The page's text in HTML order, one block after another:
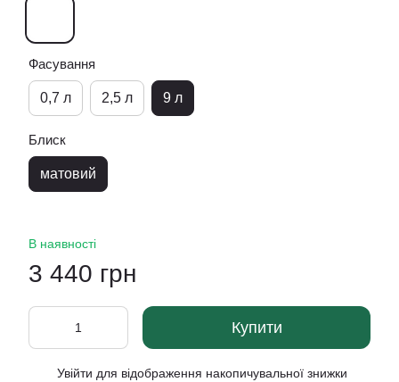
Фасування
0,7 л 2,5 л 9 л
Блиск
матовий
В наявності
3 440 грн
Купити
Увійти для відображення накопичувальної знижки